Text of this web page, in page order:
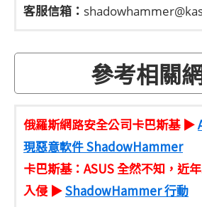
客服信箱：
參考相關
俄羅斯網路安全公司卡巴斯基 ▶
現惡意軟件 ShadowHammer
卡巴斯基：ASUS 全然不知，近
入侵 ▶ShadowHammer 行動